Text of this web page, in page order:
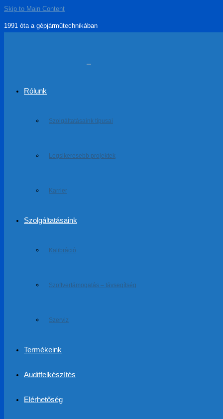
Skip to Main Content
1991 óta a gépjárműtechnikában
Rólunk
Szolgáltatásaink típusai
Legsikeresebb projektek
Karrier
Szolgáltatásaink
Kalibráció
Szoftvertámogatás – távsegítség
Szerviz
Termékeink
Auditfelkészítés
Elérhetőség